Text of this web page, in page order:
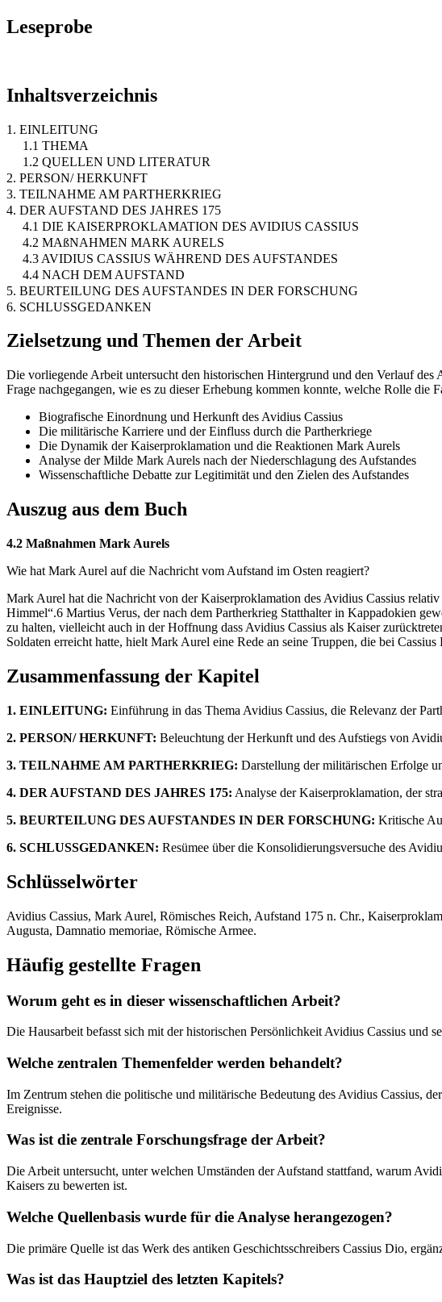
Leseprobe
Inhaltsverzeichnis
1. EINLEITUNG
1.1 THEMA
1.2 QUELLEN UND LITERATUR
2. PERSON/ HERKUNFT
3. TEILNAHME AM PARTHERKRIEG
4. DER AUFSTAND DES JAHRES 175
4.1 DIE KAISERPROKLAMATION DES AVIDIUS CASSIUS
4.2 MAßNAHMEN MARK AURELS
4.3 AVIDIUS CASSIUS WÄHREND DES AUFSTANDES
4.4 NACH DEM AUFSTAND
5. BEURTEILUNG DES AUFSTANDES IN DER FORSCHUNG
6. SCHLUSSGEDANKEN
Zielsetzung und Themen der Arbeit
Die vorliegende Arbeit untersucht den historischen Hintergrund und den Verlauf
Frage nachgegangen, wie es zu dieser Erhebung kommen konnte, welche Rolle
Biografische Einordnung und Herkunft des Avidius Cassius
Die militärische Karriere und der Einfluss durch die Partherkriege
Die Dynamik der Kaiserproklamation und die Reaktionen Mark Aurels
Analyse der Milde Mark Aurels nach der Niederschlagung des Aufstandes
Wissenschaftliche Debatte zur Legitimität und den Zielen des Aufstandes
Auszug aus dem Buch
4.2 Maßnahmen Mark Aurels
Wie hat Mark Aurel auf die Nachricht vom Aufstand im Osten reagiert?
Mark Aurel hat die Nachricht von der Kaiserproklamation des Avidius Cassius
Himmel“.6 Martius Verus, der nach dem Partherkrieg Statthalter in Kappadokien
zu halten, vielleicht auch in der Hoffnung dass Avidius Cassius als Kaiser
Soldaten erreicht hatte, hielt Mark Aurel eine Rede an seine Truppen, die bei
Zusammenfassung der Kapitel
1. EINLEITUNG: Einführung in das Thema Avidius Cassius, die Relevanz der
2. PERSON/ HERKUNFT: Beleuchtung der Herkunft und des Aufstiegs von
3. TEILNAHME AM PARTHERKRIEG: Darstellung der militärischen Erfolge
4. DER AUFSTAND DES JAHRES 175: Analyse der Kaiserproklamation, der
5. BEURTEILUNG DES AUFSTANDES IN DER FORSCHUNG: Kritische
6. SCHLUSSGEDANKEN: Resümee über die Konsolidierungsversuche des
Schlüsselwörter
Avidius Cassius, Mark Aurel, Römisches Reich, Aufstand 175 n. Chr.,
Augusta, Damnatio memoriae, Römische Armee.
Häufig gestellte Fragen
Worum geht es in dieser wissenschaftlichen Arbeit?
Die Hausarbeit befasst sich mit der historischen Persönlichkeit Avidius Cassius und
Welche zentralen Themenfelder werden behandelt?
Im Zentrum stehen die politische und militärische Bedeutung des Avidius Cassius,
Ereignisse.
Was ist die zentrale Forschungsfrage der Arbeit?
Die Arbeit untersucht, unter welchen Umständen der Aufstand stattfand, warum
Kaisers zu bewerten ist.
Welche Quellenbasis wurde für die Analyse herangezogen?
Die primäre Quelle ist das Werk des antiken Geschichtsschreibers Cassius Dio,
Was ist das Hauptziel des letzten Kapitels?